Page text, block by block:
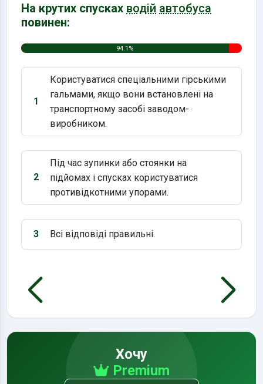
На крутих спусках водій автобуса
повинен:
94.1%
Варіант 1:
1
Користуватися спеціальними гірськими
гальмами, якщо вони встановлені на
транспортному засобі заводом-
виробником.
Варіант 2:
2
Під час зупинки або стоянки на
підйомах і спусках користуватися
противідкотними упорами.
Варіант 3:
3 Всі відповіді правильні.
Хочу
Premium